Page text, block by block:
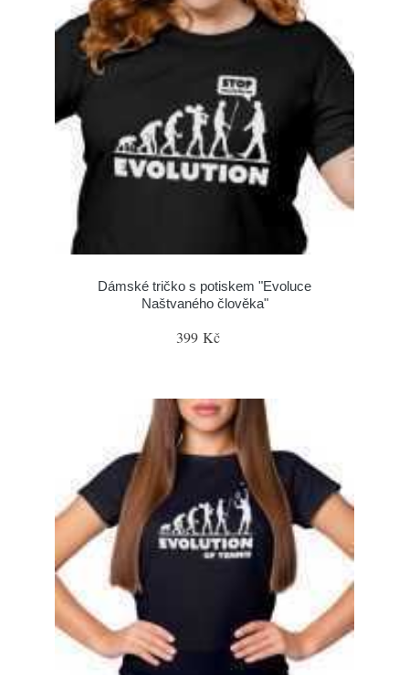
Dámské tričko s potiskem "Evoluce
Naštvaného člověka"
399 Kč